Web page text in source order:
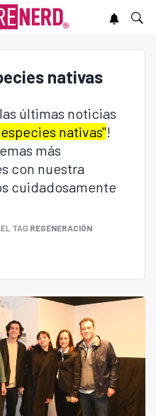
nativas
últimas noticias
nativas"!
más
con nuestra
cuidadosamente
TAG REGENERACIÓN